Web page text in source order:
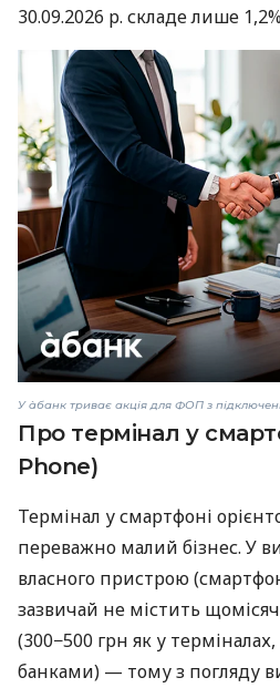
30.09.2026 р. складе лише
У àбанк триває акція для ФОП з
Про термінал у
Phone)
Термінал у смартфоні
переважно малий бізнес. У
власного пристрою
зазвичай не містить
(300−500 грн як у
банками) — тому з погляду